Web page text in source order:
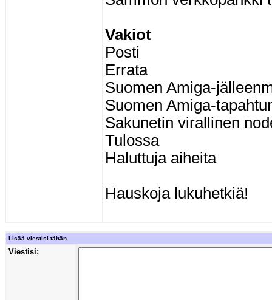
Vakiot
Posti
Errata
Suomen Amiga-
Suomen Amiga-
Sakunetin virallinen
Tulossa
Haluttuja aiheita
Hauskoja lukuhetkiä!
Lisää viestisi tähän
Viestisi: